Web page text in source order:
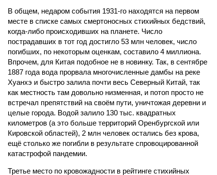
В общем, недаром события 1931-го находятся на первом
месте в списке самых смертоносных стихийных бедствий,
когда-либо происходивших на планете. Число
пострадавших в тот год достигло 53 млн человек, число
погибших, по некоторым оценкам, составило 4 миллиона.
Впрочем, для Китая подобное не в новинку. Так, в сентябре
1887 года вода прорвала многочисленные дамбы на реке
Хуанхэ и быстро залила почти весь Северный Китай, так
как местность там довольно низменная, и потоп просто не
встречал препятствий на своём пути, уничтожая деревни и
целые города. Водой залило 130 тыс. квадратных
километров (а это больше территорий Оренбургской или
Кировской областей), 2 млн человек остались без крова,
ещё столько же погибли в результате спровоцированной
катастрофой пандемии.
Третье место по кровожадности в рейтинге стихийных